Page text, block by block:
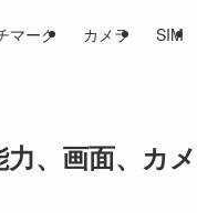
マーク カメラ SIM
、画面、カメ